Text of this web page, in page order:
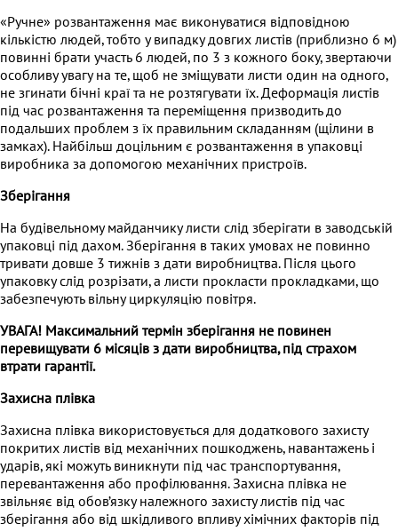
«Ручне» розвантаження має виконуватися відповідною
кількістю людей, тобто у випадку довгих листів (приблизно 6 м)
повинні брати участь 6 людей, по 3 з кожного боку, звертаючи
особливу увагу на те, щоб не зміщувати листи один на одного,
не згинати бічні краї та не розтягувати їх. Деформація листів
під час розвантаження та переміщення призводить до
подальших проблем з їх правильним складанням (щілини в
замках). Найбільш доцільним є розвантаження в упаковці
виробника за допомогою механічних пристроїв.
Зберігання
На будівельному майданчику листи слід зберігати в заводській
упаковці під дахом. Зберігання в таких умовах не повинно
тривати довше 3 тижнів з дати виробництва. Після цього
упаковку слід розрізати, а листи прокласти прокладками, що
забезпечують вільну циркуляцію повітря.
УВАГА! Максимальний термін зберігання не повинен
перевищувати 6 місяців з дати виробництва, під страхом
втрати гарантії.
Захисна плівка
Захисна плівка використовується для додаткового захисту
покритих листів від механічних пошкоджень, навантажень і
ударів, які можуть виникнути під час транспортування,
перевантаження або профілювання. Захисна плівка не
звільняє від обов’язку належного захисту листів під час
зберігання або від шкідливого впливу хімічних факторів під